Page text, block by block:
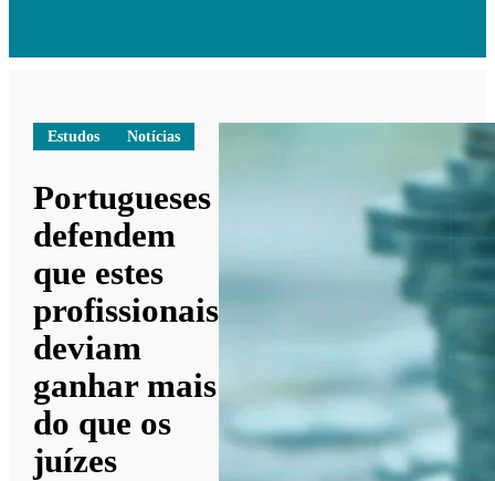
Estudos Notícias
Portugueses
defendem
que estes
profissionais
deviam
ganhar mais
do que os
juízes